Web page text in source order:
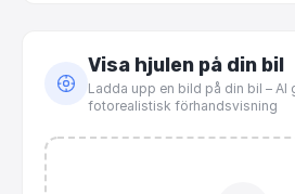
Visa hjulen på din bil
Ladda upp en bild på din bil – AI
fotorealistisk förhandsvisning